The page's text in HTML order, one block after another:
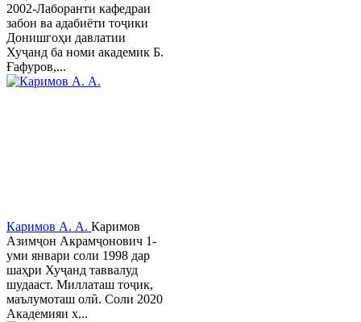
2002-Лаборанти кафедраи
забон ва адабиёти тоҷики
Донишгоҳи давлатии
Хуҷанд ба номи академик Б.
Ғафуров,...
Каримов А. А. Каримов
Азимҷон Акрамҷонович 1-
уми январи соли 1998 дар
шаҳри Хуҷанд таввалуд
шудааст. Миллаташ тоҷик,
маълумоташ олӣ. Соли 2020
Академияи х...